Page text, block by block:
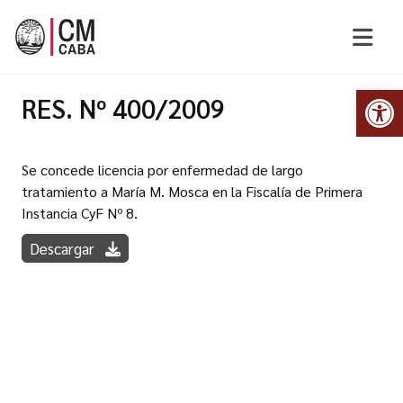
RES. Nº 400/2009
Se concede licencia por enfermedad de largo
tratamiento a María M. Mosca en la Fiscalía de Primera
Instancia CyF Nº 8.
Descargar